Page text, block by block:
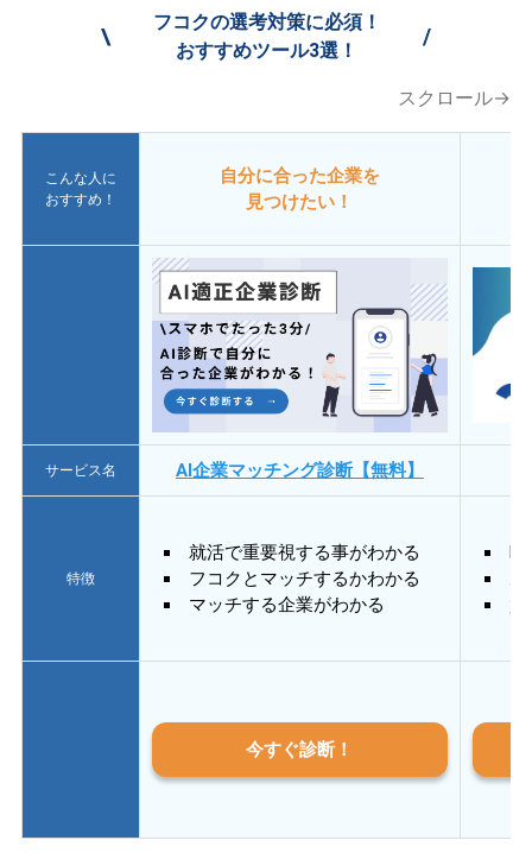
\
フコクの選考対策に必須！
おすすめツール3選！
/
スクロール→
こんな人に
おすすめ！
自分に合った企業を
見つけたい！
サービス名 AI企業マッチング診断【無料】
特徴
就活で重要視する事がわかる
フコクとマッチするかわかる
マッチする企業がわかる
質
今すぐ診断！